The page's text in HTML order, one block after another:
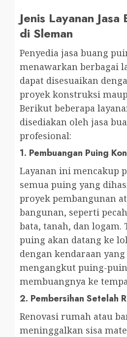
Jenis Layanan Jasa
di Sleman
Penyedia jasa buang
menawarkan berbagai
dapat disesuaikan
proyek konstruksi
Berikut beberapa
disediakan oleh jasa
profesional:
1. Pembuangan Puing
Layanan ini mencakup
semua puing yang
proyek pembangunan
bangunan, seperti
bata, tanah, dan logam.
puing akan datang ke
dengan kendaraan
mengangkut puing-
membuangnya ke
2. Pembersihan Setelah
Renovasi rumah atau
meninggalkan sisa